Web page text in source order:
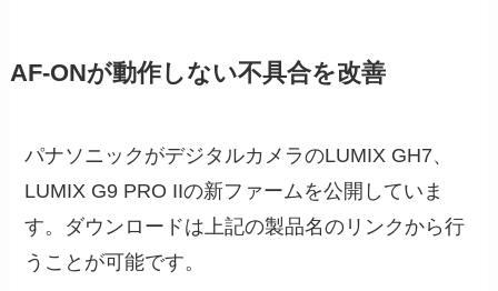
AF-ONが動作しない不具合を改善
パナソニックがデジタルカメラのLUMIX GH7、
LUMIX G9 PRO IIの新ファームを公開していま
す。ダウンロードは上記の製品名のリンクから行
うことが可能です。